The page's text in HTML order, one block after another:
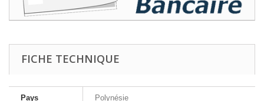
FICHE TECHNIQUE
Pays Polynésie